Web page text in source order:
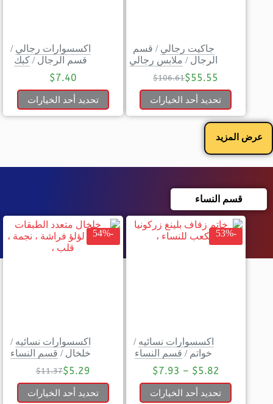
جاكيت رجالي / قسم
الرجال / ملابس رجالي
$106.61$55.55
تحديد أحد الخيارات
اكسسوارات رجالي /
قسم الرجال / كبك
$7.40
تحديد أحد الخيارات
عرض المزيد
قسم النساء
-53%
اكسسوارات نسائيه /
خواتم / قسم النساء
$5.82
–
$7.93
تحديد أحد الخيارات
-54%
اكسسوارات نسائيه /
خلخال / قسم النساء
$11.37$5.29
تحديد أحد الخيارات